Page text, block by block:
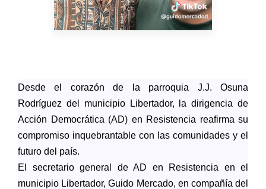
Desde el corazón de la parroquia J.J. Osuna
Rodríguez del municipio Libertador, la dirigencia de
Acción Democrática (AD) en Resistencia reafirma su
compromiso inquebrantable con las comunidades y el
futuro del país.
El secretario general de AD en Resistencia en el
municipio Libertador, Guido Mercado, en compañía del